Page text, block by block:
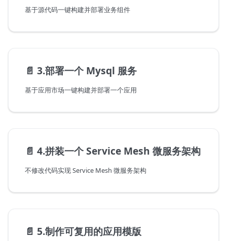
基于源代码一键构建并部署业务组件
📄️ 3.部署一个 Mysql 服务
基于应用市场一键构建并部署一个应用
📄️ 4.拼装一个 Service Mesh 微服务架构
不修改代码实现 Service Mesh 微服务架构
📄️ 5.制作可复用的应用模版